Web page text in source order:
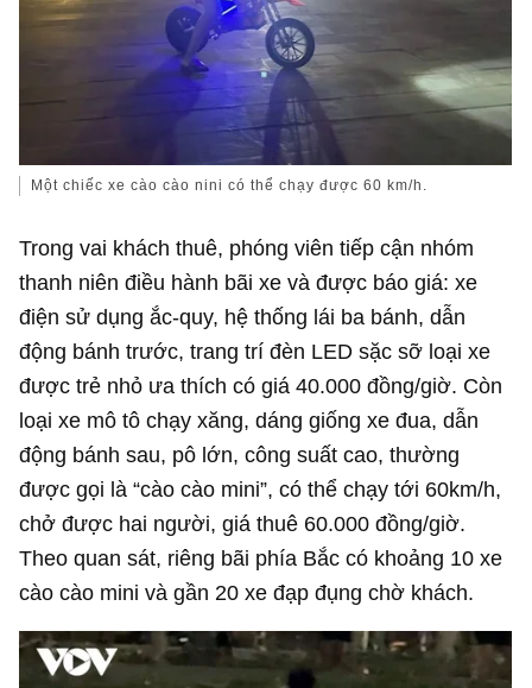
Một chiếc xe cào cào nini có thể chạy được 60 km/h.
Trong vai khách thuê, phóng viên tiếp cận nhóm
thanh niên điều hành bãi xe và được báo giá: xe
điện sử dụng ắc-quy, hệ thống lái ba bánh, dẫn
động bánh trước, trang trí đèn LED sặc sỡ loại xe
được trẻ nhỏ ưa thích có giá 40.000 đồng/giờ. Còn
loại xe mô tô chạy xăng, dáng giống xe đua, dẫn
động bánh sau, pô lớn, công suất cao, thường
được gọi là “cào cào mini”, có thể chạy tới 60km/h,
chở được hai người, giá thuê 60.000 đồng/giờ.
Theo quan sát, riêng bãi phía Bắc có khoảng 10 xe
cào cào mini và gần 20 xe đạp đụng chờ khách.